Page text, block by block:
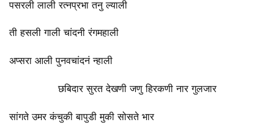
पसरली लाली रत्‍नप्रभा तनु ल्याली
ती हसली गाली चांदनी रंगमहाली
अप्सरा आली पुनवचांदनं न्हाली
छबिदार सुरत देखणी जणु हिरकणी नार गुलजार
सांगते उमर कंचुकी बापुडी मुकी सोसते भार